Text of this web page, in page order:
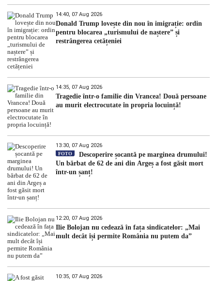
14:40, 07 Aug 2026
Donald Trump lovește din nou în imigrație: ordin
pentru blocarea „turismului de naștere” și
restrângerea cetățeniei
14:35, 07 Aug 2026
Tragedie într-o familie din Vrancea! Două persoane
au murit electrocutate în propria locuință!
13:30, 07 Aug 2026
FOTO
Descoperire șocantă pe marginea drumului!
Un bărbat de 62 de ani din Argeș a fost găsit mort
într-un șanț!
12:20, 07 Aug 2026
Ilie Bolojan nu cedează în fața sindicatelor: „Mai
mult decât își permite România nu putem da”
10:35, 07 Aug 2026